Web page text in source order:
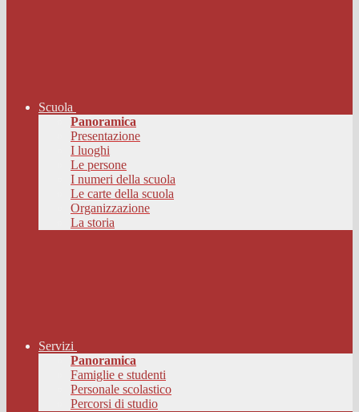
Scuola
Panoramica
Presentazione
I luoghi
Le persone
I numeri della scuola
Le carte della scuola
Organizzazione
La storia
Servizi
Panoramica
Famiglie e studenti
Personale scolastico
Percorsi di studio